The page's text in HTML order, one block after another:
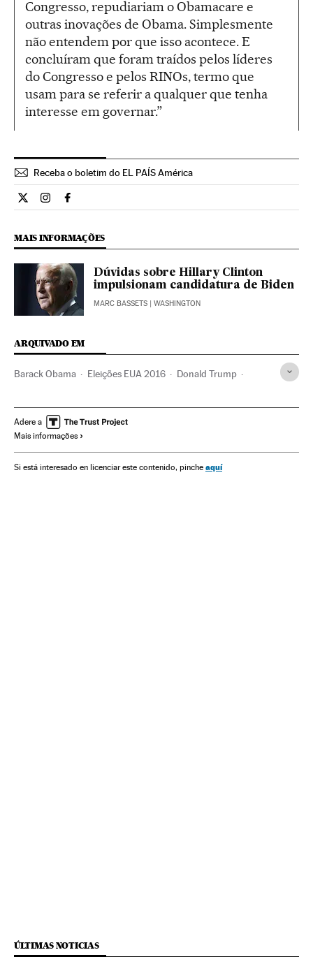
Congresso, repudiariam o Obamacare e
outras inovações de Obama. Simplesmente
não entendem por que isso acontece. E
concluíram que foram traídos pelos líderes
do Congresso e pelos RINOs, termo que
usam para se referir a qualquer que tenha
interesse em governar.”
Receba o boletim do EL PAÍS América
Internacional El País Brasil en Twitter
Internacional El País Brasil en Instagram
Internacional El País Brasil en Facebook
MAIS INFORMAÇÕES
Dúvidas sobre Hillary Clinton
impulsionam candidatura de Biden
MARC BASSETS | WASHINGTON
ARQUIVADO EM
Barack Obama Eleições EUA 2016 Donald Trump
Eleições presidenciais Partidos políticos
Estados Unidos
Adere a
Mais informações
Si está interesado en licenciar este contenido, pinche aquí
ÚLTIMAS NOTICIAS